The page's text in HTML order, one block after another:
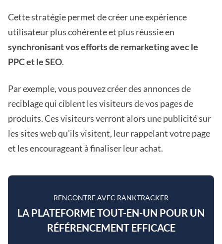
Cette stratégie permet de créer une expérience
utilisateur plus cohérente et plus réussie en
synchronisant vos efforts de remarketing avec le
PPC et le SEO.
Par exemple, vous pouvez créer des annonces de
reciblage qui ciblent les visiteurs de vos pages de
produits. Ces visiteurs verront alors une publicité sur
les sites web qu'ils visitent, leur rappelant votre page
et les encourageant à finaliser leur achat.
RENCONTRE AVEC RANKTRACKER
LA PLATEFORME TOUT-EN-UN POUR UN
RÉFÉRENCEMENT EFFICACE